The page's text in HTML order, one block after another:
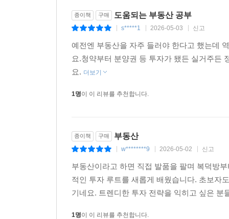
종이책 구매 도움되는 부동산 공부
s*****1 2026-05-03 신고
예전엔 부동산을 자주 들러야 한다고 했는데
요.청약부터 분양권 등 투자가 됐든 실거주든
요. 더보기
1명이 이 리뷰를 추천합니다.
종이책 구매 부동산
w********9 2026-05-02 신고
부동산이라고 하면 직접 발품을 팔며 복덕방
적인 투자 루트를 새롭게 배웠습니다. 초보자
기네요. 트렌디한 투자 전략을 익히고 싶은 분
1명이 이 리뷰를 추천합니다.